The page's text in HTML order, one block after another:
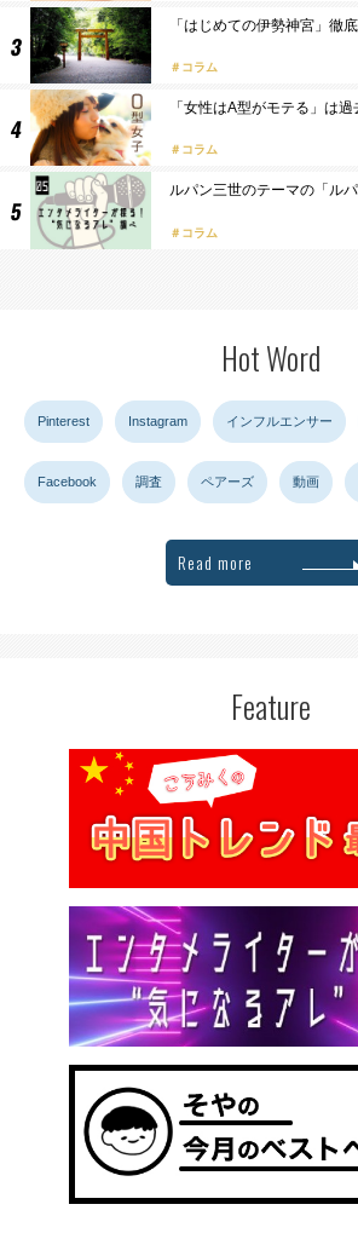
「はじめての伊勢神宮」徹
コラム
「女性はA型がモテる」は
コラム
ルパン三世のテーマの「ル
コラム
Hot Word
Pinterest Instagram インフルエンサー
Facebook 調査 ペアーズ 動画
Read more
Feature